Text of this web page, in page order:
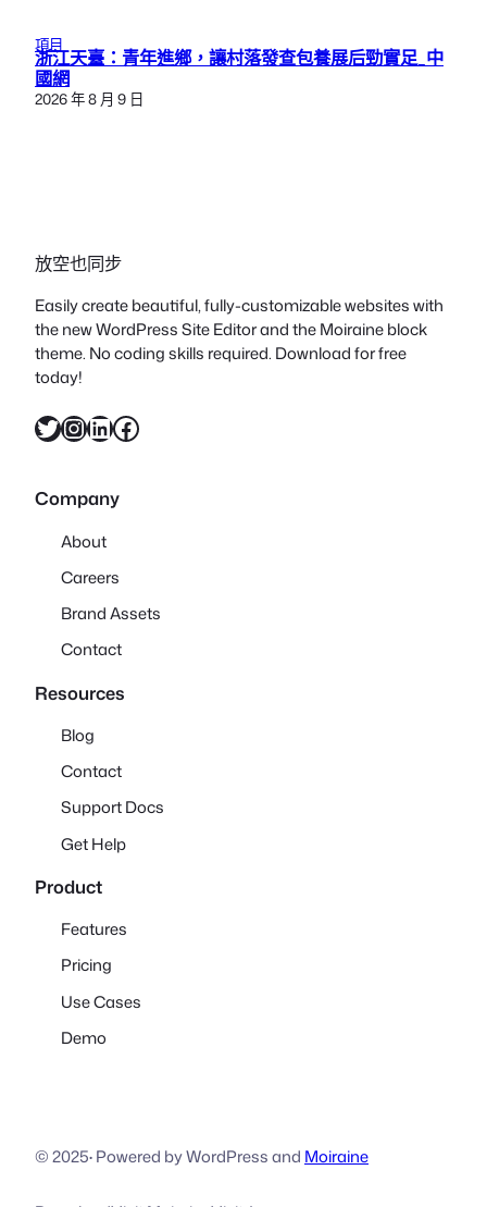
項目
浙江天臺：青年進鄉，讓村落發查包養展后勁實足_中
國網
2026 年 8 月 9 日
放空也同步
Easily create beautiful, fully-customizable websites with
the new WordPress Site Editor and the Moiraine block
theme. No coding skills required. Download for free
today!
X InstagramLinkedIn Facebook
Company
About
Careers
Brand Assets
Contact
Resources
Blog
Contact
Support Docs
Get Help
Product
Features
Pricing
Use Cases
Demo
© 2025·Powered by WordPress and Moiraine